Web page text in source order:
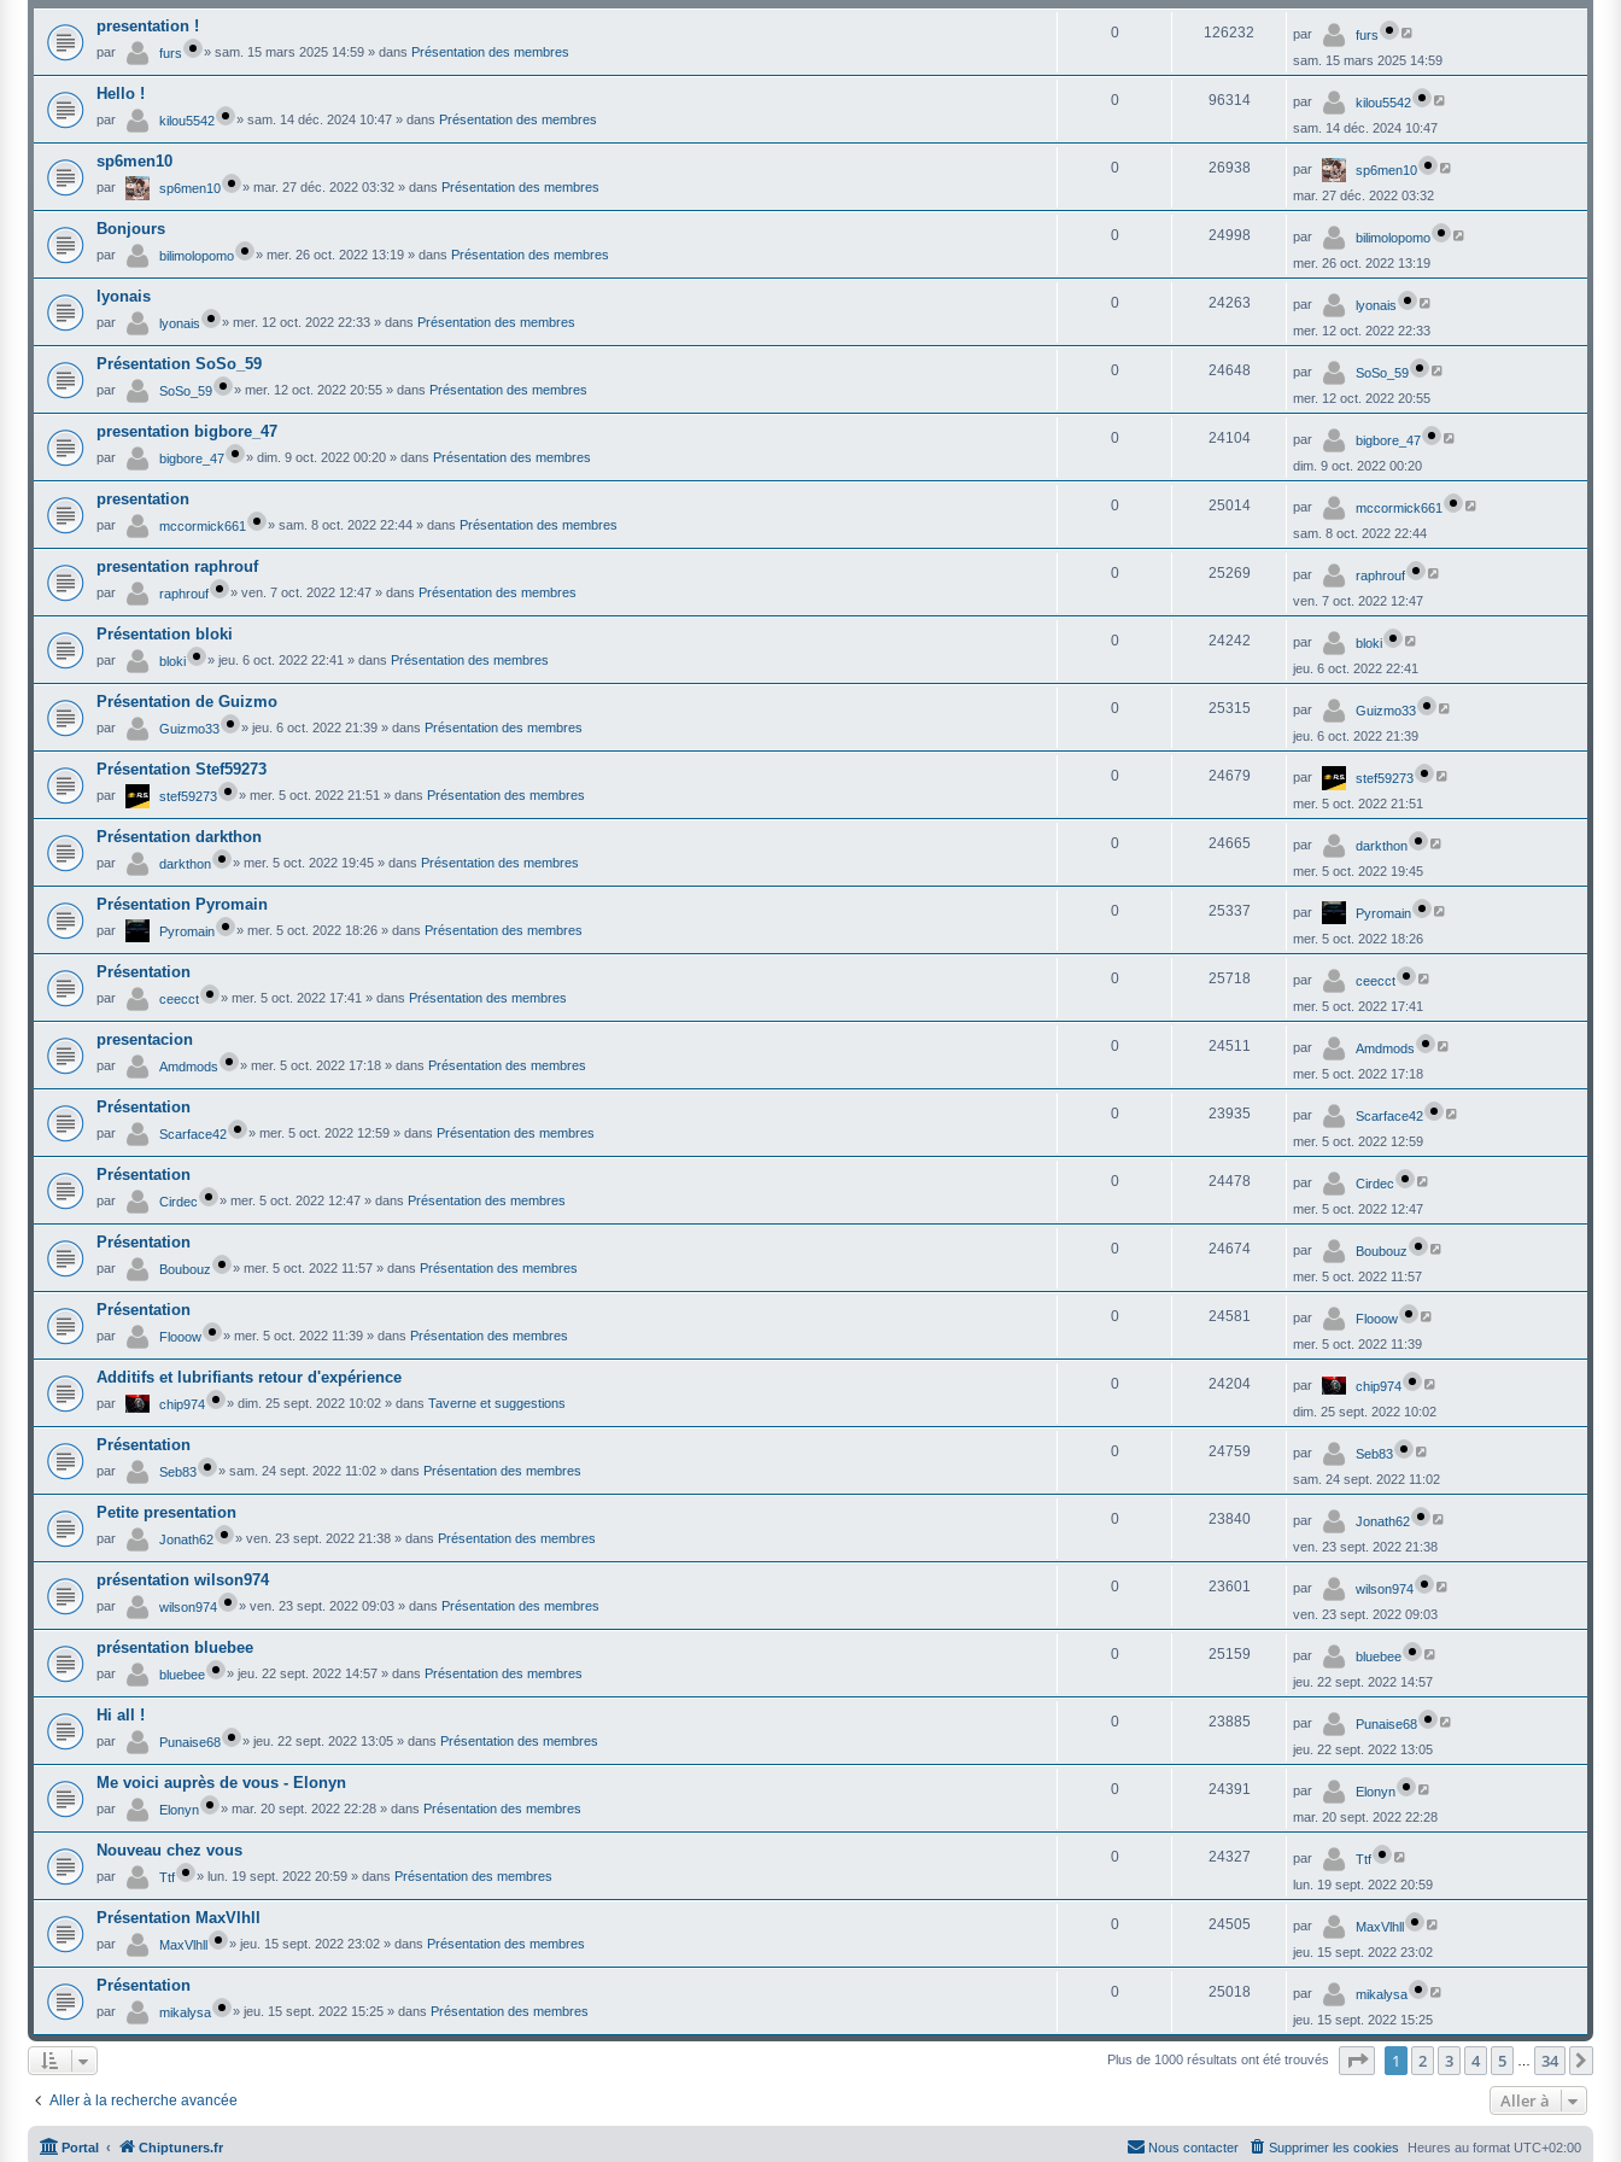
presentation !
par furs » sam. 15 mars 2025 14:59 » dans Présentation des membres
0 126232 par
furs
sam. 15 mars 2025 14:59
Hello !
par kilou5542 » sam. 14 déc. 2024 10:47 » dans Présentation des membres
0 96314 par
kilou5542
sam. 14 déc. 2024 10:47
sp6men10
par sp6men10 » mar. 27 déc. 2022 03:32 » dans Présentation des membres
0 26938 par
sp6men10
mar. 27 déc. 2022 03:32
Bonjours
par bilimolopomo » mer. 26 oct. 2022 13:19 » dans Présentation des membres
0 24998 par
bilimolopomo
mer. 26 oct. 2022 13:19
lyonais
par lyonais » mer. 12 oct. 2022 22:33 » dans Présentation des membres
0 24263 par
lyonais
mer. 12 oct. 2022 22:33
Présentation SoSo_59
par SoSo_59 » mer. 12 oct. 2022 20:55 » dans Présentation des membres
0 24648 par
SoSo_59
mer. 12 oct. 2022 20:55
presentation bigbore_47
par bigbore_47 » dim. 9 oct. 2022 00:20 » dans Présentation des membres
0 24104 par
bigbore_47
dim. 9 oct. 2022 00:20
presentation
par mccormick661 » sam. 8 oct. 2022 22:44 » dans Présentation des membres
0 25014 par
mccormick661
sam. 8 oct. 2022 22:44
presentation raphrouf
par raphrouf » ven. 7 oct. 2022 12:47 » dans Présentation des membres
0 25269 par
raphrouf
ven. 7 oct. 2022 12:47
Présentation bloki
par bloki » jeu. 6 oct. 2022 22:41 » dans Présentation des membres
0 24242 par
bloki
jeu. 6 oct. 2022 22:41
Présentation de Guizmo
par Guizmo33 » jeu. 6 oct. 2022 21:39 » dans Présentation des membres
0 25315 par
Guizmo33
jeu. 6 oct. 2022 21:39
Présentation Stef59273
par stef59273 » mer. 5 oct. 2022 21:51 » dans Présentation des membres
0 24679 par
stef59273
mer. 5 oct. 2022 21:51
Présentation darkthon
par darkthon » mer. 5 oct. 2022 19:45 » dans Présentation des membres
0 24665 par
darkthon
mer. 5 oct. 2022 19:45
Présentation Pyromain
par Pyromain » mer. 5 oct. 2022 18:26 » dans Présentation des membres
0 25337 par
Pyromain
mer. 5 oct. 2022 18:26
Présentation
par ceecct » mer. 5 oct. 2022 17:41 » dans Présentation des membres
0 25718 par
ceecct
mer. 5 oct. 2022 17:41
presentacion
par Amdmods » mer. 5 oct. 2022 17:18 » dans Présentation des membres
0 24511 par
Amdmods
mer. 5 oct. 2022 17:18
Présentation
par Scarface42 » mer. 5 oct. 2022 12:59 » dans Présentation des membres
0 23935 par
Scarface42
mer. 5 oct. 2022 12:59
Présentation
par Cirdec » mer. 5 oct. 2022 12:47 » dans Présentation des membres
0 24478 par
Cirdec
mer. 5 oct. 2022 12:47
Présentation
par Boubouz » mer. 5 oct. 2022 11:57 » dans Présentation des membres
0 24674 par
Boubouz
mer. 5 oct. 2022 11:57
Présentation
par Flooow » mer. 5 oct. 2022 11:39 » dans Présentation des membres
0 24581 par
Flooow
mer. 5 oct. 2022 11:39
Additifs et lubrifiants retour d'expérience
par chip974 » dim. 25 sept. 2022 10:02 » dans Taverne et suggestions
0 24204 par
chip974
dim. 25 sept. 2022 10:02
Présentation
par Seb83 » sam. 24 sept. 2022 11:02 » dans Présentation des membres
0 24759 par
Seb83
sam. 24 sept. 2022 11:02
Petite presentation
par Jonath62 » ven. 23 sept. 2022 21:38 » dans Présentation des membres
0 23840 par
Jonath62
ven. 23 sept. 2022 21:38
présentation wilson974
par wilson974 » ven. 23 sept. 2022 09:03 » dans Présentation des membres
0 23601 par
wilson974
ven. 23 sept. 2022 09:03
présentation bluebee
par bluebee » jeu. 22 sept. 2022 14:57 » dans Présentation des membres
0 25159 par
bluebee
jeu. 22 sept. 2022 14:57
Hi all !
par Punaise68 » jeu. 22 sept. 2022 13:05 » dans Présentation des membres
0 23885 par
Punaise68
jeu. 22 sept. 2022 13:05
Me voici auprès de vous - Elonyn
par Elonyn » mar. 20 sept. 2022 22:28 » dans Présentation des membres
0 24391 par
Elonyn
mar. 20 sept. 2022 22:28
Nouveau chez vous
par Ttf » lun. 19 sept. 2022 20:59 » dans Présentation des membres
0 24327 par
Ttf
lun. 19 sept. 2022 20:59
Présentation MaxVlhll
par MaxVlhll » jeu. 15 sept. 2022 23:02 » dans Présentation des membres
0 24505 par
MaxVlhll
jeu. 15 sept. 2022 23:02
Présentation
par mikalysa » jeu. 15 sept. 2022 15:25 » dans Présentation des membres
0 25018 par
mikalysa
jeu. 15 sept. 2022 15:25
Plus de 1000 résultats ont été trouvés Page sur34
1 2 3 4 5 34
Aller à la recherche avancée Aller à
Portal Chiptuners.fr Heures au format UTC+02:00
Supprimer les cookies
Nous contacter